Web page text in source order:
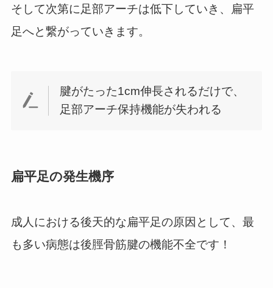
そして次第に足部アーチは低下していき、扁平
足へと繋がっていきます。
腱がたった1cm伸長されるだけで、
足部アーチ保持機能が失われる
扁平足の発生機序
成人における後天的な扁平足の原因として、 最
も多い病態は後脛骨筋腱の機能不全です！